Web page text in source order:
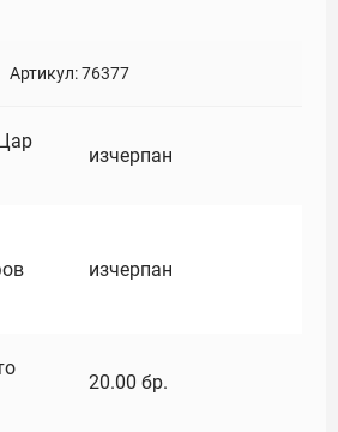
Артикул:76377
изчерпан
изчерпан
20.00 бр.